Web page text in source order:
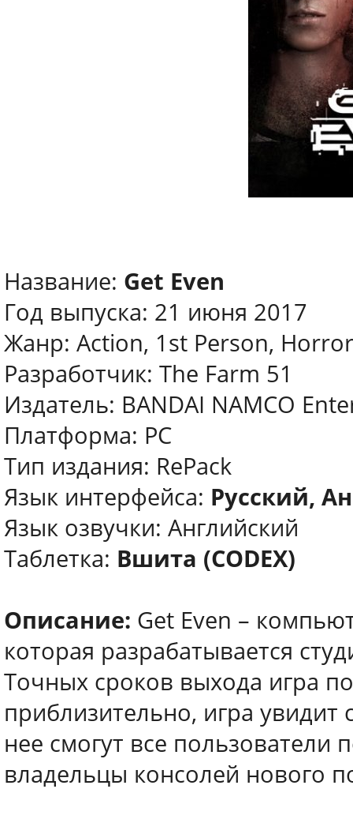
Название: Get Even
Год выпуска: 21 июня 2017
Жанр: Action, 1st Person,
Разработчик: The Farm 51
Издатель: BANDAI NAMCO
Платформа: PC
Тип издания: RePack
Язык интерфейса: Русский,
Язык озвучки: Английский
Таблетка: Вшита (CODEX)
Описание: Get Even –
которая разрабатывается
Точных сроков выхода игра
приблизительно, игра увидит
нее смогут все
владельцы консолей нового